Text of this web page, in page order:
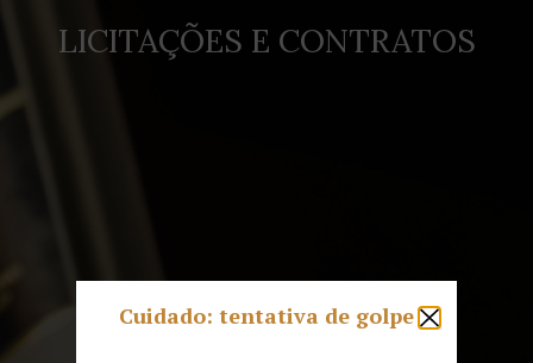
LICITAÇÕES E CONTRATOS
Cuidado: tentativa de golpe